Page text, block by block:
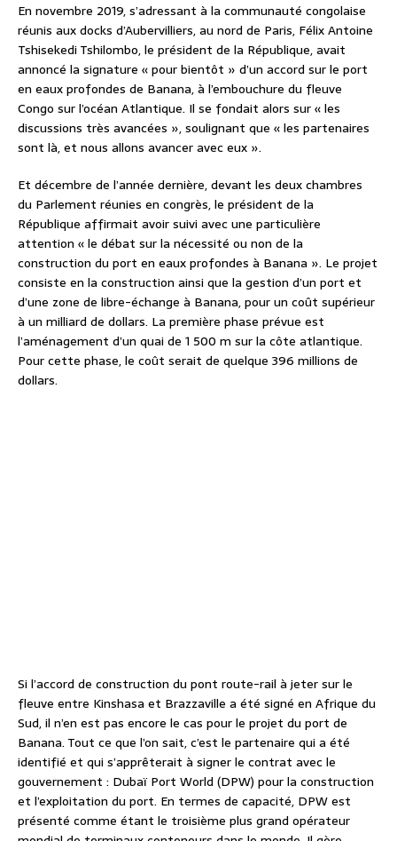
En novembre 2019, s’adressant à la communauté congolaise
réunis aux docks d’Aubervilliers, au nord de Paris, Félix Antoine
Tshisekedi Tshilombo, le président de la République, avait
annoncé la signature « pour bientôt » d’un accord sur le port
en eaux profondes de Banana, à l’embouchure du fleuve
Congo sur l’océan Atlantique. Il se fondait alors sur « les
discussions très avancées », soulignant que « les partenaires
sont là, et nous allons avancer avec eux ».
Et décembre de l’année dernière, devant les deux chambres
du Parlement réunies en congrès, le président de la
République affirmait avoir suivi avec une particulière
attention « le débat sur la nécessité ou non de la
construction du port en eaux profondes à Banana ». Le projet
consiste en la construction ainsi que la gestion d’un port et
d’une zone de libre-échange à Banana, pour un coût supérieur
à un milliard de dollars. La première phase prévue est
l’aménagement d’un quai de 1 500 m sur la côte atlantique.
Pour cette phase, le coût serait de quelque 396 millions de
dollars.
Si l’accord de construction du pont route-rail à jeter sur le
fleuve entre Kinshasa et Brazzaville a été signé en Afrique du
Sud, il n’en est pas encore le cas pour le projet du port de
Banana. Tout ce que l’on sait, c’est le partenaire qui a été
identifié et qui s’apprêterait à signer le contrat avec le
gouvernement : Dubaï Port World (DPW) pour la construction
et l’exploitation du port. En termes de capacité, DPW est
présenté comme étant le troisième plus grand opérateur